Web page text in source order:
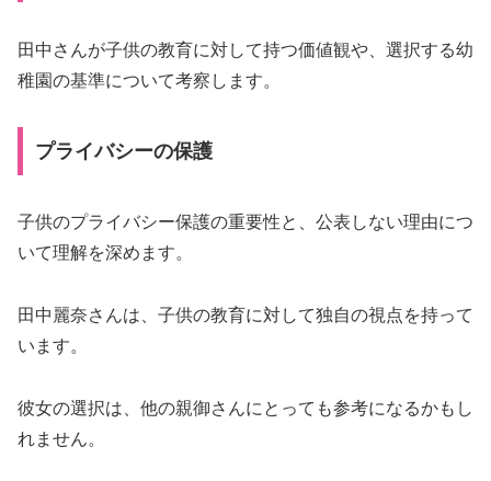
田中さんが子供の教育に対して持つ価値観や、選択する幼
稚園の基準について考察します。
プライバシーの保護
子供のプライバシー保護の重要性と、公表しない理由につ
いて理解を深めます。
田中麗奈さんは、子供の教育に対して独自の視点を持って
います。
彼女の選択は、他の親御さんにとっても参考になるかもし
れません。